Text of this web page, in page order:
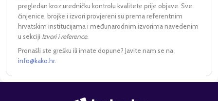
pregledan kroz uredničku kontrolu kvalitete prije objave. Sve
činjenice, brojke i izvori provjereni su prema referentnim
hrvatskim institucijama i međunarodnim izvorima navedenim
u sekciji Izvori i reference.
Pronašli ste grešku ili imate dopune? Javite nam se na
info@kako.hr